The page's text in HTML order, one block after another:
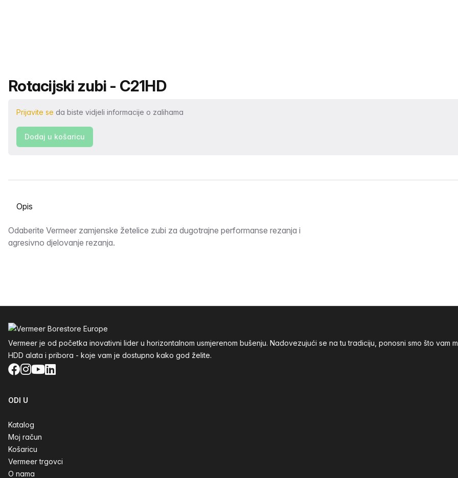
Naziv proizvoda
Rotacijski zubi - C21HD
Prijavite se da biste vidjeli informacije o zalihama
Dodaj u košaricu
Odabir kartice
Opis
Odaberite Vermeer zamjenske žetelice zubi za dugotrajne performanse rezanja i
agresivno djelovanje rezanja.
Vermeer je od početka inovativni lider u horizontalnom usmjerenom bušenju. Nadovezujući se na tu tradiciju, ponosni smo što vam
HDD alata i pribora - koje vam je dostupno kako god želite.
Facebook
Instagram
YouTube
LinkedIn
ODI U
Katalog
Moj račun
Košaricu
Vermeer trgovci
O nama